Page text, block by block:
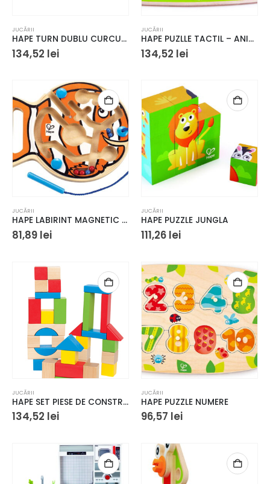
JUCĂRII
HAPE TURN DUBLU CURCUBEU
134,52 lei
JUCĂRII
HAPE PUZLLE TACTIL – ANIMALELE DIN PADURE
134,52 lei
JUCĂRII
HAPE LABIRINT MAGNETIC PESTISOR
81,89 lei
JUCĂRII
HAPE PUZZLE JUNGLA
111,26 lei
JUCĂRII
HAPE SET PIESE DE CONSTRUIT MULTICOLOR
134,52 lei
JUCĂRII
HAPE PUZZLE NUMERE
96,57 lei